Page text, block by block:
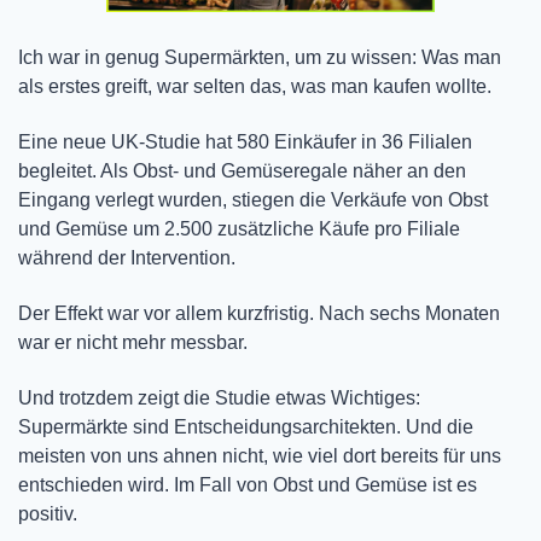
Ich war in genug Supermärkten, um zu wissen: Was man
als erstes greift, war selten das, was man kaufen wollte.
Eine neue UK-Studie hat 580 Einkäufer in 36 Filialen
begleitet. Als Obst- und Gemüseregale näher an den
Eingang verlegt wurden, stiegen die Verkäufe von Obst
und Gemüse um 2.500 zusätzliche Käufe pro Filiale
während der Intervention.
Der Effekt war vor allem kurzfristig. Nach sechs Monaten
war er nicht mehr messbar.
Und trotzdem zeigt die Studie etwas Wichtiges:
Supermärkte sind Entscheidungsarchitekten. Und die
meisten von uns ahnen nicht, wie viel dort bereits für uns
entschieden wird. Im Fall von Obst und Gemüse ist es
positiv.